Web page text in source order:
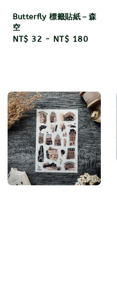
Butterfly 標籤貼紙－森
空
Regular
NT$ 32 - NT$ 180